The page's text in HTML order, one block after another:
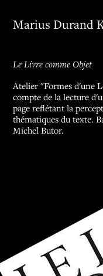
Marius Durand
Le Livre comme Objet
Atelier "Formes d'une
compte de la lecture
page reflétant la
thématiques du texte.
Michel Butor.